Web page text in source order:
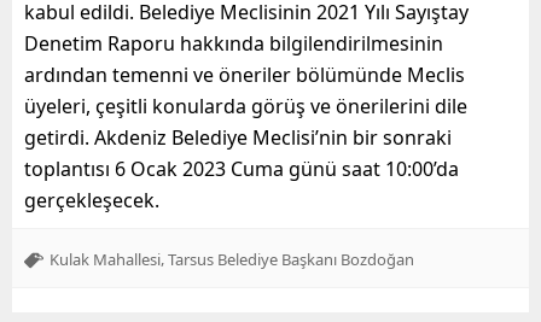
kabul edildi. Belediye Meclisinin 2021 Yılı Sayıştay
Denetim Raporu hakkında bilgilendirilmesinin
ardından temenni ve öneriler bölümünde Meclis
üyeleri, çeşitli konularda görüş ve önerilerini dile
getirdi. Akdeniz Belediye Meclisi’nin bir sonraki
toplantısı 6 Ocak 2023 Cuma günü saat 10:00’da
gerçekleşecek.
Kulak Mahallesi Tarsus Belediye Başkanı Bozdoğan